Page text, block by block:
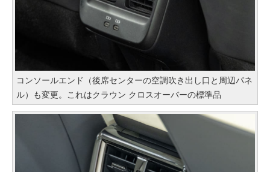
コンソールエンド（後席センターの空調吹き出し口と周辺パネ
ル）も変更。これはクラウン クロスオーバーの標準品